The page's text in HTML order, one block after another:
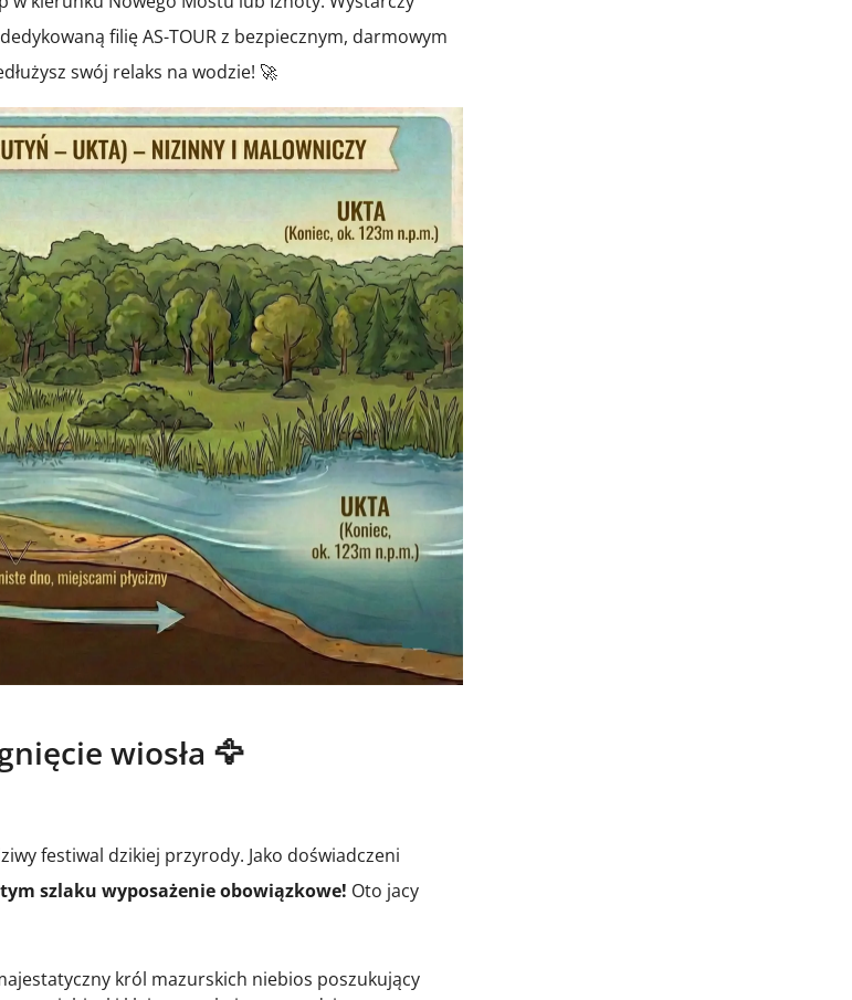
filię AS-TOUR z bezpiecznym, darmowym
swój relaks na wodzie! 🚀
wiosła 🦅
festiwal dzikiej przyrody. Jako doświadczeni
szlaku wyposażenie obowiązkowe! Oto jacy
król mazurskich niebios poszukujący